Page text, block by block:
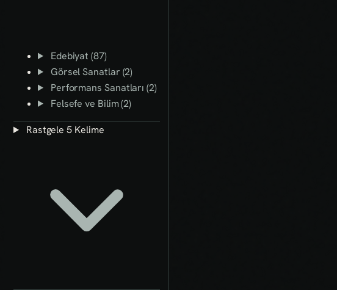
Edebiyat (87)
Görsel Sanatlar (2)
Performans Sanatları (2)
Felsefe ve Bilim (2)
Rastgele 5 Kelime